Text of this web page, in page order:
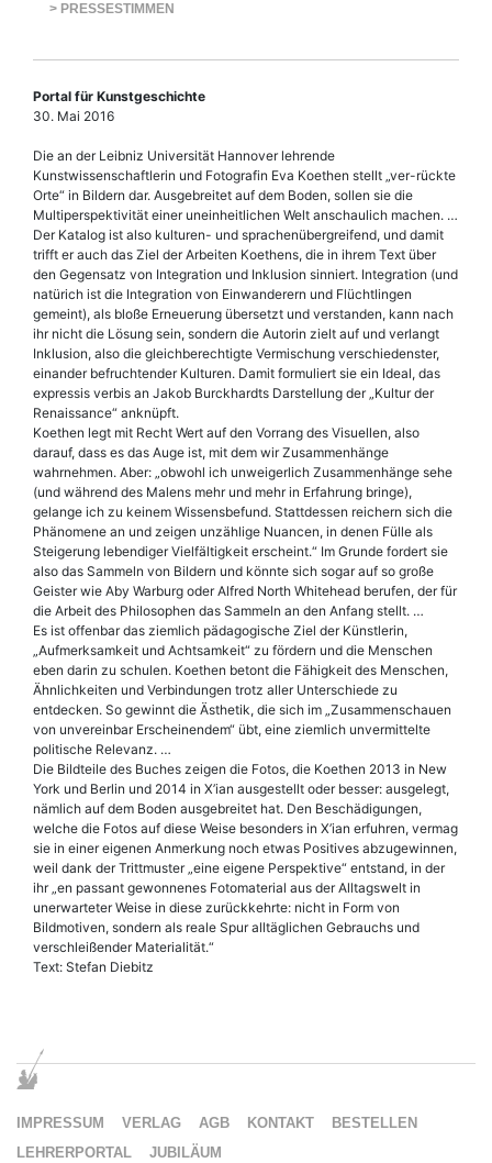
> PRESSESTIMMEN
Portal für Kunstgeschichte
30. Mai 2016
Die an der Leibniz Universität Hannover lehrende
Kunstwissenschaftlerin und Fotografin Eva Koethen stellt „ver-rückte
Orte“ in Bildern dar. Ausgebreitet auf dem Boden, sollen sie die
Multiperspektivität einer uneinheitlichen Welt anschaulich machen. …
Der Katalog ist also kulturen- und sprachenübergreifend, und damit
trifft er auch das Ziel der Arbeiten Koethens, die in ihrem Text über
den Gegensatz von Integration und Inklusion sinniert. Integration (und
natürich ist die Integration von Einwanderern und Flüchtlingen
gemeint), als bloße Erneuerung übersetzt und verstanden, kann nach
ihr nicht die Lösung sein, sondern die Autorin zielt auf und verlangt
Inklusion, also die gleichberechtigte Vermischung verschiedenster,
einander befruchtender Kulturen. Damit formuliert sie ein Ideal, das
expressis verbis an Jakob Burckhardts Darstellung der „Kultur der
Renaissance“ anknüpft.
Koethen legt mit Recht Wert auf den Vorrang des Visuellen, also
darauf, dass es das Auge ist, mit dem wir Zusammenhänge
wahrnehmen. Aber: „obwohl ich unweigerlich Zusammenhänge sehe
(und während des Malens mehr und mehr in Erfahrung bringe),
gelange ich zu keinem Wissensbefund. Stattdessen reichern sich die
Phänomene an und zeigen unzählige Nuancen, in denen Fülle als
Steigerung lebendiger Vielfältigkeit erscheint.“ Im Grunde fordert sie
also das Sammeln von Bildern und könnte sich sogar auf so große
Geister wie Aby Warburg oder Alfred North Whitehead berufen, der für
die Arbeit des Philosophen das Sammeln an den Anfang stellt. …
Es ist offenbar das ziemlich pädagogische Ziel der Künstlerin,
„Aufmerksamkeit und Achtsamkeit“ zu fördern und die Menschen
eben darin zu schulen. Koethen betont die Fähigkeit des Menschen,
Ähnlichkeiten und Verbindungen trotz aller Unterschiede zu
entdecken. So gewinnt die Ästhetik, die sich im „Zusammenschauen
von unvereinbar Erscheinendem“ übt, eine ziemlich unvermittelte
politische Relevanz. …
Die Bildteile des Buches zeigen die Fotos, die Koethen 2013 in New
York und Berlin und 2014 in X’ian ausgestellt oder besser: ausgelegt,
nämlich auf dem Boden ausgebreitet hat. Den Beschädigungen,
welche die Fotos auf diese Weise besonders in X’ian erfuhren, vermag
sie in einer eigenen Anmerkung noch etwas Positives abzugewinnen,
weil dank der Trittmuster „eine eigene Perspektive“ entstand, in der
ihr „en passant gewonnenes Fotomaterial aus der Alltagswelt in
unerwarteter Weise in diese zurückkehrte: nicht in Form von
Bildmotiven, sondern als reale Spur alltäglichen Gebrauchs und
verschleißender Materialität.“
Text: Stefan Diebitz
IMPRESSUM VERLAG AGB KONTAKT
BESTELLEN
LEHRERPORTAL
JUBILÄUM